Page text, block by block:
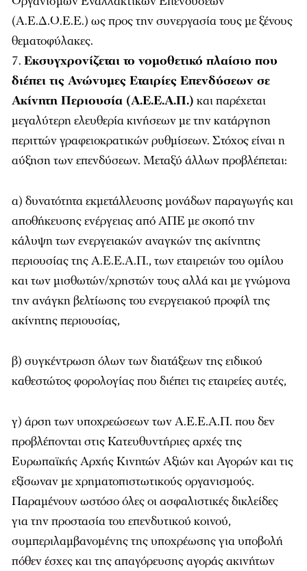
(Α.Ε.Δ.Ο.Ε.Ε.) ως προς την συνεργασία τους με ξένους
θεματοφύλακες.
Εκσυγχρονίζεται το νομοθετικό πλαίσιο που
διέπει τις Ανώνυμες Εταιρίες Επενδύσεων σε
Ακίνητη Περιουσία (Α.Ε.Ε.Α.Π.) και παρέχεται
μεγαλύτερη ελευθερία κινήσεων με την κατάργηση
περιττών γραφειοκρατικών ρυθμίσεων. Στόχος είναι η
αύξηση των επενδύσεων. Μεταξύ άλλων προβλέπεται:
α) δυνατότητα εκμετάλλευσης μονάδων παραγωγής και
αποθήκευσης ενέργειας από ΑΠΕ με σκοπό την
κάλυψη των ενεργειακών αναγκών της ακίνητης
περιουσίας της Α.Ε.Ε.Α.Π., των εταιρειών του ομίλου
και των μισθωτών/χρηστών τους αλλά και με γνώμονα
την ανάγκη βελτίωσης του ενεργειακού προφίλ της
ακίνητης περιουσίας,
β) συγκέντρωση όλων των διατάξεων της ειδικού
καθεστώτος φορολογίας που διέπει τις εταιρείες αυτές,
γ) άρση των υποχρεώσεων των Α.Ε.Ε.Α.Π. που δεν
προβλέπονται στις Κατευθυντήριες αρχές της
Ευρωπαϊκής Αρχής Κινητών Αξιών και Αγορών και τις
εξίσωναν με χρηματοπιστωτικούς οργανισμούς.
Παραμένουν ωστόσο όλες οι ασφαλιστικές δικλείδες
για την προστασία του επενδυτικού κοινού,
συμπεριλαμβανομένης της υποχρέωσης για υποβολή
πόθεν έσχες και της απαγόρευσης αγοράς ακινήτων